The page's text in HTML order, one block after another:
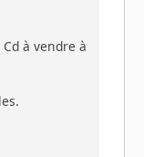
à vendre à